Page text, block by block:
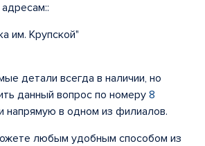
им. Крупской"
детали всегда в наличии, но
данный вопрос по номеру 8
напрямую в одном из филиалов.
любым удобным способом из